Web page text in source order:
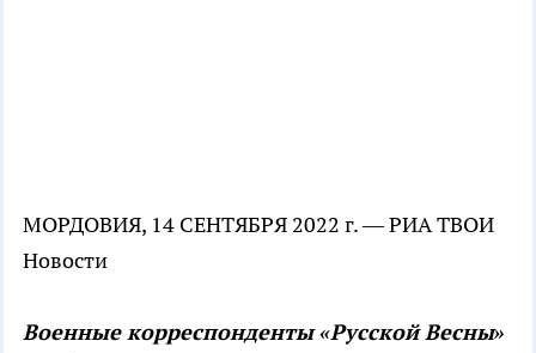
МОРДОВИЯ, 14 СЕНТЯБРЯ 2022 г. — РИА ТВОИ
Новости
Военные корреспонденты «Русской Весны»